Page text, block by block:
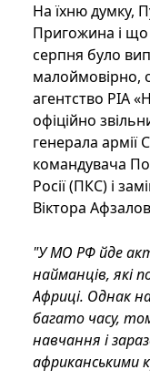
На їхню думку,
Пригожина і що
серпня було
малоймовірно,
агентство РІА
офіційно
генерала армії
командувача
Росії (ПКС) і
Віктора
"У МО РФ йде
найманців, які
Африці. Однак
багато часу,
навчання і
африканськими